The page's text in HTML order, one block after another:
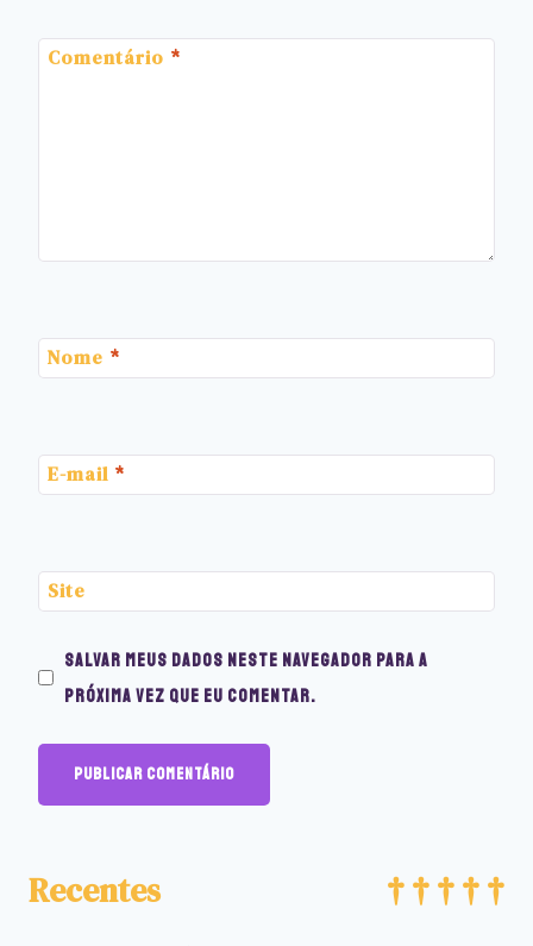
Comentário *
Nome *
E-mail *
Site
Salvar meus dados neste navegador para a
próxima vez que eu comentar.
Recentes